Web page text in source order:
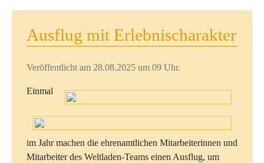
Ausflug mit Erlebnischarakter
Veröffentlicht am 28.08.2025 um 09 Uhr.
Einmal
im Jahr machen die ehrenamtlichen Mitarbeiterinnen und
Mitarbeiter des Weltladen-Teams einen Ausflug, um